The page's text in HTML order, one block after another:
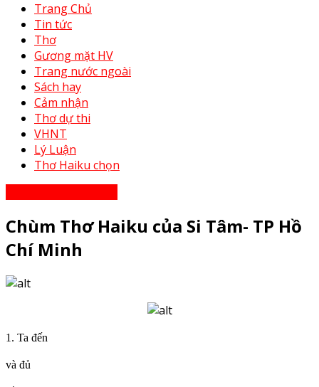
Trang Chủ
Tin tức
Thơ
Gương mặt HV
Trang nước ngoài
Sách hay
Cảm nhận
Thơ dự thi
VHNT
Lý Luận
Thơ Haiku chọn
Chùm Thơ Haiku của Si Tâm- TP Hồ
Chí Minh
1. Ta đến
và đủ